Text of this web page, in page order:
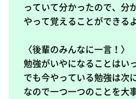
っていて分かったので、分
やって覚えることができる
〈後輩のみんなに一言！〉
勉強がいやになることはい
でも今やっている勉強は次
なので一つ一つのことを大